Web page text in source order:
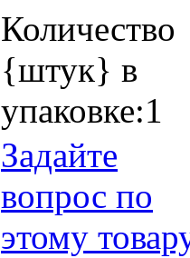
Количество
{штук} в
упаковке:1
Задайте
вопрос по
этому